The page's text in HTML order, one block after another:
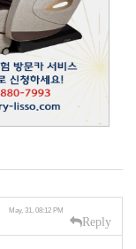
May, 31, 08:12 PM
Reply